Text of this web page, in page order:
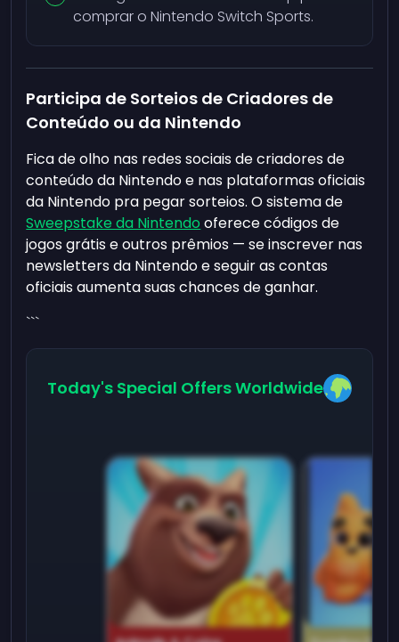
comprar o Nintendo Switch Sports.
Participa de Sorteios de Criadores de
Conteúdo ou da Nintendo
Fica de olho nas redes sociais de criadores de
conteúdo da Nintendo e nas plataformas oficiais
da Nintendo pra pegar sorteios. O sistema de
Sweepstake da Nintendo oferece códigos de
jogos grátis e outros prêmios — se inscrever nas
newsletters da Nintendo e seguir as contas
oficiais aumenta suas chances de ganhar.
```
Today's Special Offers Worldwide